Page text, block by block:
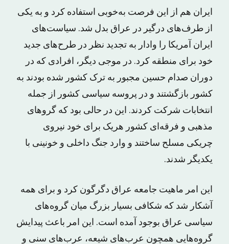
ایران هم از این فرصت به‌خوبی استفاده کرد و به یکی
از طرف‌های درگیر در عراق بدل شد. سیاست‌های
ایران آمریکا را وادار به تجدید نظر در طرح‌های جدید
خود برای منطقه کرد. در موجی دیگر، افرادی که در
دوران صدام حسین مجبور به ترک کشور شده بودند به
کشور بازگشتند و در پروسه سیاسی کشور از جمله
انتخابات شرکت کردند. این در حالی بود که گروهای
مذهبی و فرقه‌ای کشور هریک برای خود نیروی
چریکی مسلح ساختند و وارد جنگ داخلی و خونینی با
یکدیگر شدند.
این امر ماهیت جامعه عراق دگرگون کرد و برای همه
آشکار شد که شکافی بسیار بزرگ میان گروه‌های
سیاسی عراق بوجود آمده است. این امر باعث پیدایش
گروه‌هایی همچون عرب‌های شیعه، عرب‌های سنی و